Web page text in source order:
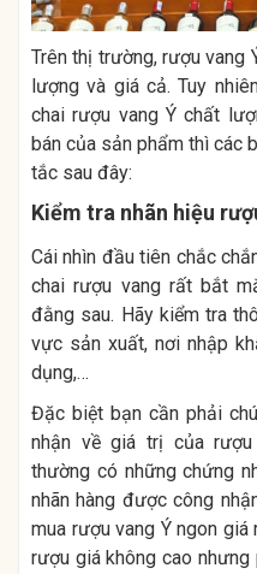
Trên thị trường, rượu vang
lượng và giá cả. Tuy
chai rượu vang Ý chất
bán của sản phẩm thì các
tắc sau đây:
Kiểm tra nhãn hiệu
Cái nhìn đầu tiên chắc
chai rượu vang rất bắt
đằng sau. Hãy kiểm tra
vực sản xuất, nơi nhập
dụng,…
Đặc biệt bạn cần phải
nhận về giá trị của
thường có những chứng
nhãn hàng được công
mua rượu vang Ý ngon
rượu giá không cao